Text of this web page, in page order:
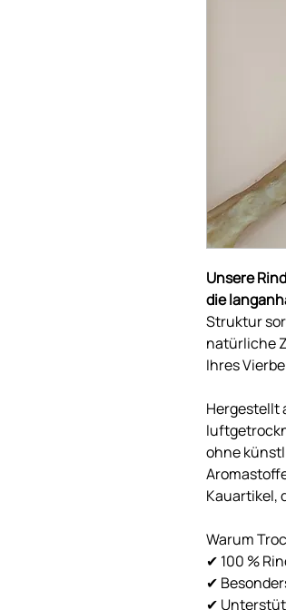
Unsere
die
Struktur
natürliche
Ihres
Hergestellt
ohne
Kauartikel,
Warum
✔ 100 %
✔
✔